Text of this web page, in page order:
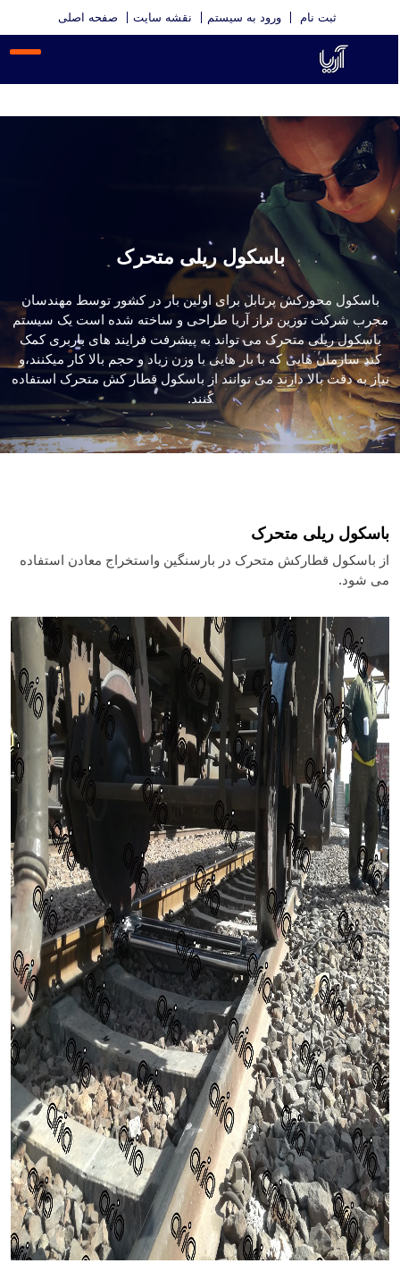
ثبت نام ورود به سیستم نقشه سایت صفحه اصلی
باسکول ریلی متحرک
باسکول محورکش پرتابل برای اولین بار در کشور توسط مهندسان
مجرب شرکت توزین تراز آریا طراحی و ساخته شده است یک سیستم
باسکول ریلی متحرک می تواند به پیشرفت فرایند های باربری کمک
کند سازمان هایی که با بار هایی با وزن زیاد و حجم بالا کار میکنند،و
نیاز به دقت بالا دارند می توانند از باسکول قطار کش متحرک استفاده
کنند.
باسکول ریلی متحرک
از باسکول قطارکش متحرک در بارسنگین واستخراج معادن استفاده
می شود.